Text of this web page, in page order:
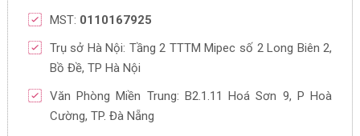
MST: 0110167925
Trụ sở Hà Nội: Tầng 2 TTTM Mipec số 2 Long Biên 2,
Bồ Đề, TP Hà Nội
Văn Phòng Miền Trung: B2.1.11 Hoá Sơn 9, P Hoà
Cường, TP. Đà Nẵng